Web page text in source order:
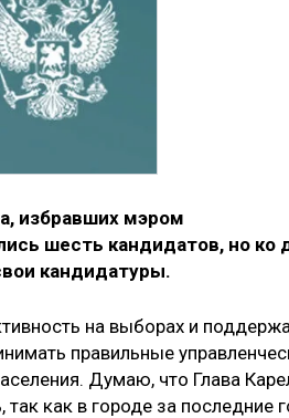
избравших мэром
шесть кандидатов, но ко
кандидатуры.
на выборах и
правильные
Думаю, что Глава
как в городе за последние